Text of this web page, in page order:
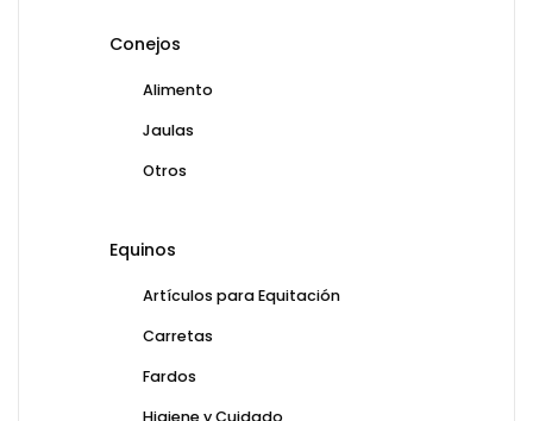
Conejos
Alimento
Jaulas
Otros
Equinos
Artículos para Equitación
Carretas
Fardos